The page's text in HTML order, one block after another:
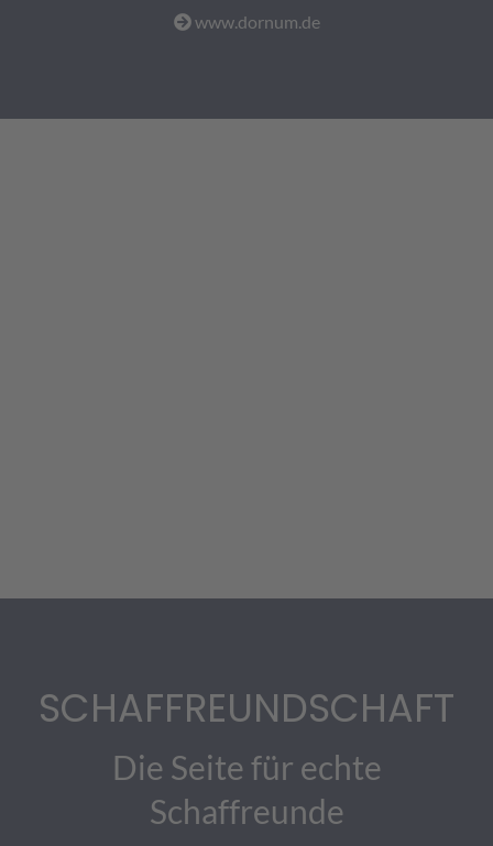
www.dornum.de
SCHAFFREUNDSCHAFT
Die Seite für echte
Schaffreunde